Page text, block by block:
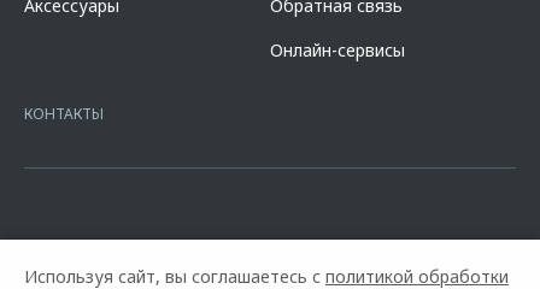
кредита в разделе «Кредит на покупку автомобиля у дилера» на
Кредит предоставляет АО Альфа-Банк. ИНН
16.01.2015. Предложение ограничено и не является публичной
Аксессуары
Обратная связь
Онлайн-сервисы
КОНТАКТЫ
Используя сайт, вы соглашаетесь с политикой обработки